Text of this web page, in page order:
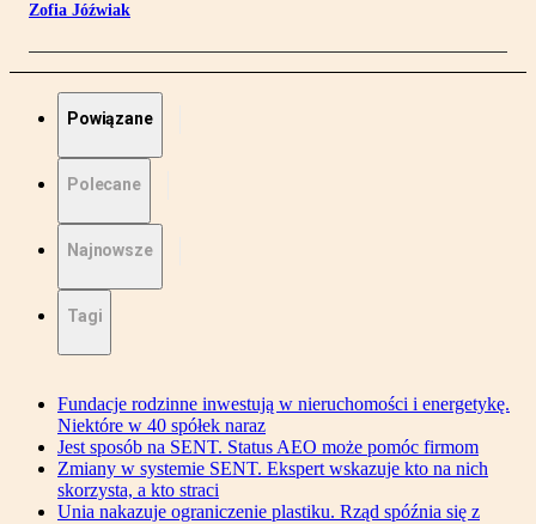
Zofia Jóźwiak
Powiązane
Polecane
Najnowsze
Tagi
Fundacje rodzinne inwestują w nieruchomości i energetykę.
Niektóre w 40 spółek naraz
Jest sposób na SENT. Status AEO może pomóc firmom
Zmiany w systemie SENT. Ekspert wskazuje kto na nich
skorzysta, a kto straci
Unia nakazuje ograniczenie plastiku. Rząd spóźnia się z